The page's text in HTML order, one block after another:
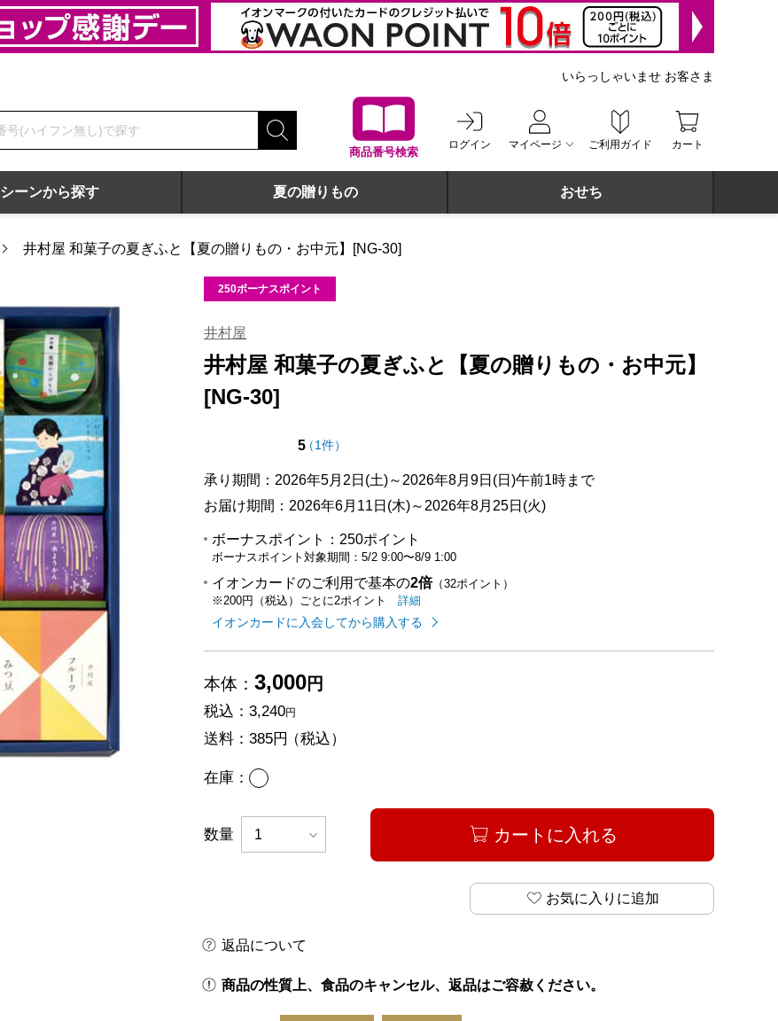
商品番号検索
ログイン マイページ ご利用ガイド カート
いらっしゃいませ お客さま
シーンから探す 夏の贈りもの おせち
井村屋 和菓子の夏ぎふと【夏の贈りもの・お中元】[NG-30]
250ボーナスポイント
井村屋
井村屋 和菓子の夏ぎふと【夏の贈りもの・お中元】
[NG-30]
5点（5点満点中）
（1件の評価
）
承り期間：2026年5月2日(土)～2026年8月9日(日)午前1時まで
お届け期間：2026年6月11日(木)～2026年8月25日(火)
ボーナスポイント： 250ポイント
ボーナスポイント対象期間： 5/2 9:00〜8/9 1:00
イオンカードのご利用で基本の2倍（32ポイント）
※200円（税込）ごとに2ポイント
イオンカードのご利用でたまるポイントの
詳細
イオンカードに入会してから購入する
本体： 3,000円
税込： 3,240円
送料： 385円（税込）
在庫： あり
数量 カートに入れる
お気に入りに追加
返品について
商品の性質上、食品のキャンセル、返品はご容赦ください。